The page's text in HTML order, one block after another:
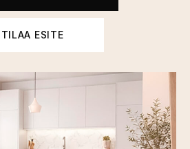
TILAA ESITE